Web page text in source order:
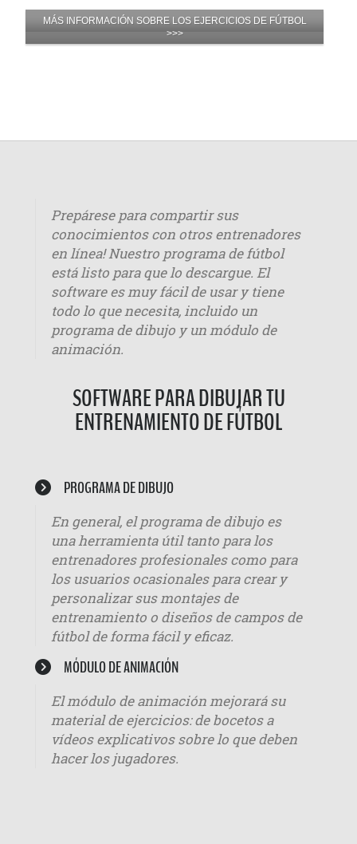
MÁS INFORMACIÓN SOBRE LOS EJERCICIOS DE FÚTBOL
>>>
Prepárese para compartir sus
conocimientos con otros entrenadores
en línea! Nuestro programa de fútbol
está listo para que lo descargue. El
software es muy fácil de usar y tiene
todo lo que necesita, incluido un
programa de dibujo y un módulo de
animación.
SOFTWARE PARA DIBUJAR TU
ENTRENAMIENTO DE FÚTBOL
PROGRAMA DE DIBUJO
En general, el programa de dibujo es
una herramienta útil tanto para los
entrenadores profesionales como para
los usuarios ocasionales para crear y
personalizar sus montajes de
entrenamiento o diseños de campos de
fútbol de forma fácil y eficaz.
MÓDULO DE ANIMACIÓN
El módulo de animación mejorará su
material de ejercicios: de bocetos a
vídeos explicativos sobre lo que deben
hacer los jugadores.